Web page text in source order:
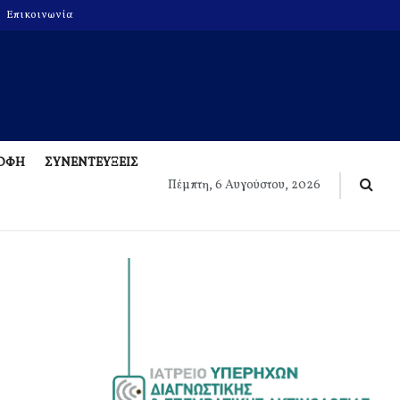
Επικοινωνία
ΣΥΝΕΝΤΕΥΞΕΙΣ
Πέμπτη, 6 Αυγούστου, 2026